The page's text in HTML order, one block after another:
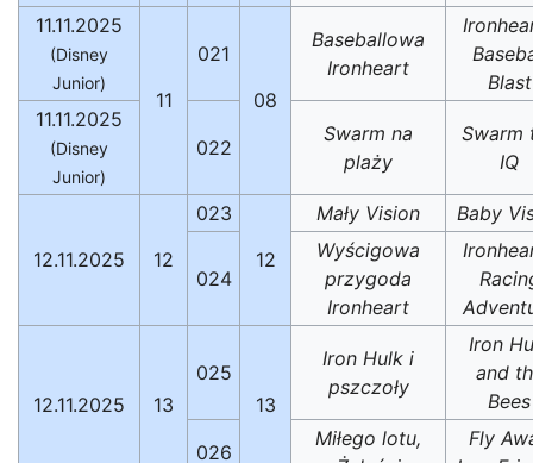
11.11.2025
(Disney
Junior)
11
021
08
Baseballowa
Ironheart
Blast
11.11.2025
(Disney
Junior)
022
Swarm na
plaży
Swarm
IQ
12.11.2025 12
023
12
Mały Vision Baby
024
Wyścigowa
przygoda
Ironheart
12.11.2025 13
025
13
Iron Hulk i
pszczoły
Iron
and
Bees
026
Miłego lotu,
Fly